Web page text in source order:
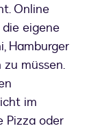
Online
eigene
Hamburger
müssen.
im
Pizza oder